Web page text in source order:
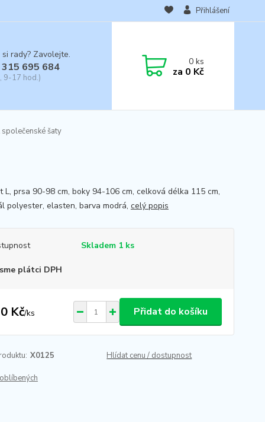
Přihlášení
rady? Zavolejte.
695 684
9-17 hod.)
0ks
za 0 Kč
šaty
L, prsa 90-98 cm, boky 94-106 cm, celková délka 115 cm,
polyester, elasten, barva modrá, celý popis
Skladem 1 ks
plátci DPH
Kč/ks Přidat do košíku
X0125 Hlídat cenu / dostupnost